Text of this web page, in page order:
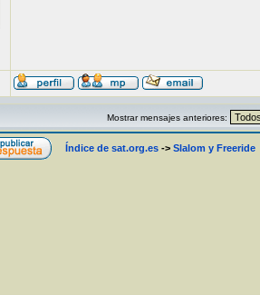
Mostrar mensajes anteriores:
Índice de sat.org.es -> Slalom y Freeride